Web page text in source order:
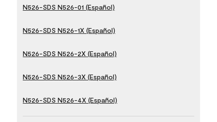
N526-SDS N526-01 (Español)
N526-SDS N526-1X (Español)
N526-SDS N526-2X (Español)
N526-SDS N526-3X (Español)
N526-SDS N526-4X (Español)